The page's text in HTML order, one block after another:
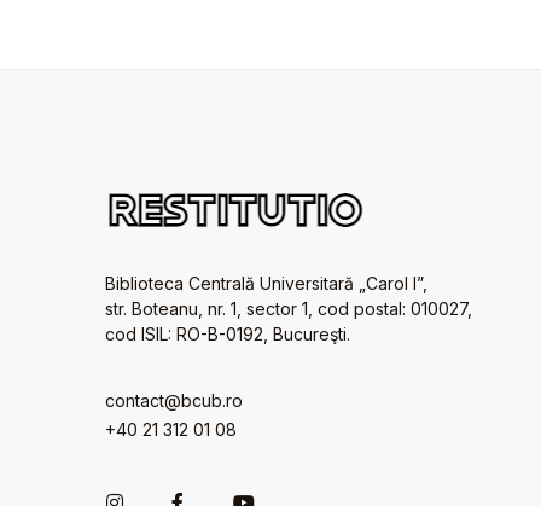
Biblioteca Centrală Universitară „Carol I”,
str. Boteanu, nr. 1, sector 1, cod postal: 010027,
cod ISIL: RO-B-0192, Bucureşti.
contact@bcub.ro
+40 21 312 01 08